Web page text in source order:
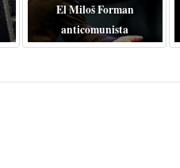
El Miloš Forman
anticomunista